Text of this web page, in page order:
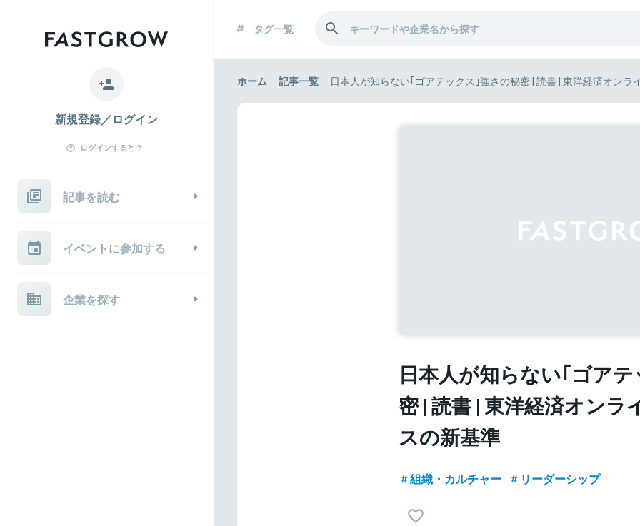
新規登録／ログイン
ログインすると？
記事を読む
イベントに参加する
企業を探す
タグ一覧
ホーム 記事一覧 日本人が知らない｢ゴアテックス｣強さの秘密 | 読書 | 東洋経済オンラ
日本人が知らない｢ゴア
密 | 読書 | 東洋経済オンラ
スの新基準
組織・カルチャー リーダーシップ